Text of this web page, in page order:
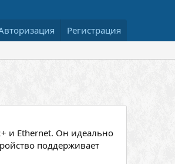
Регистрация
и Ethernet. Он идеально
поддерживает